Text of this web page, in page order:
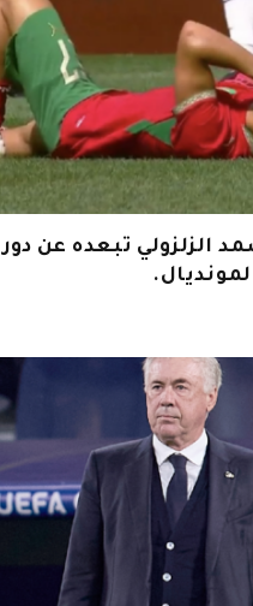
الزلزولي تبعده عن دور